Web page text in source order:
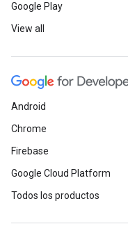
Google Play
View all
Android
Chrome
Firebase
Google Cloud Platform
Todos los productos